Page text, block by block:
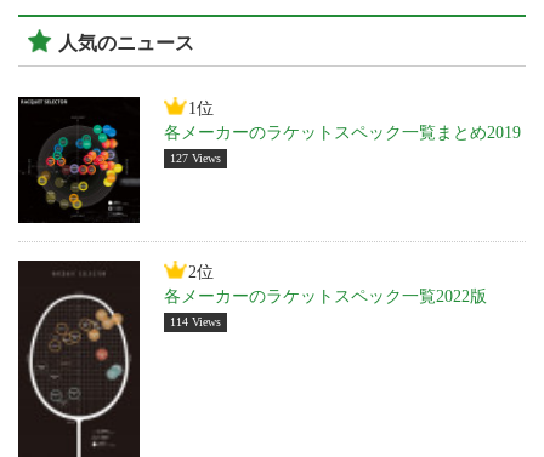
人気のニュース
1位
各メーカーのラケットスペック一覧まとめ2019
127 Views
2位
各メーカーのラケットスペック一覧2022版
114 Views